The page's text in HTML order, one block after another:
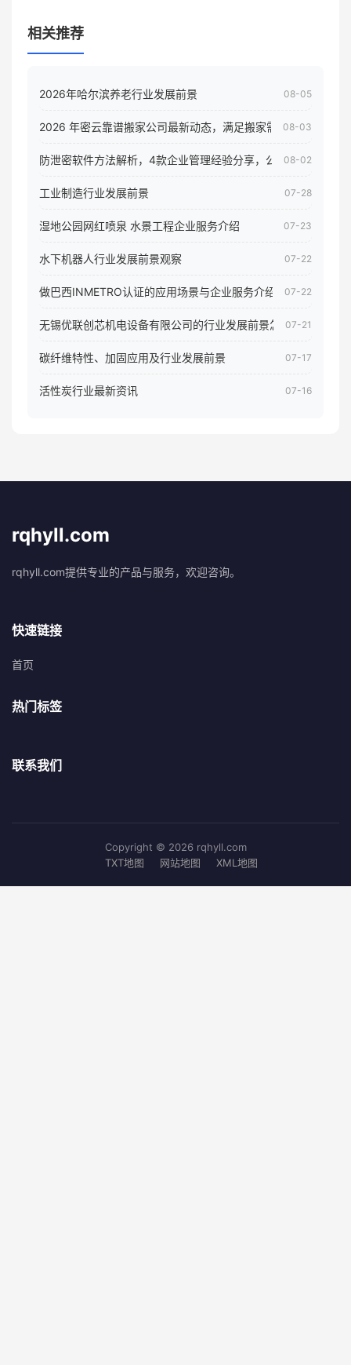
相关推荐
2026年哈尔滨养老行业发展前景 08-05
2026 年密云靠谱搬家公司最新动态，满足搬家需求！08-03
防泄密软件方法解析，4款企业管理经验分享，公司员工电脑核
08-02
工业制造行业发展前景 07-28
湿地公园网红喷泉 水景工程企业服务介绍 07-23
水下机器人行业发展前景观察 07-22
做巴西INMETRO认证的应用场景与企业服务介绍 07-22
无锡优联创芯机电设备有限公司的行业发展前景怎样07-21
碳纤维特性、加固应用及行业发展前景 07-17
活性炭行业最新资讯 07-16
rqhyll.com
rqhyll.com提供专业的产品与服务，欢迎咨询。
快速链接
首页
热门标签
联系我们
Copyright © 2026 rqhyll.com
TXT地图
网站地图 XML地图